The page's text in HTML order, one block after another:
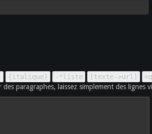
{italique} -*liste [texte->url]
des paragraphes, laissez simplement des lignes